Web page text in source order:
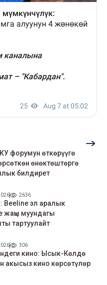
форумун өткөрүүгө
өнөктөштөргө
билдирет
2636
Beeline эл аралык
жаңы муундагы
тартуулайт
306
кино: Ысык-Көлдө
акысыз кино көрсөтүлөр